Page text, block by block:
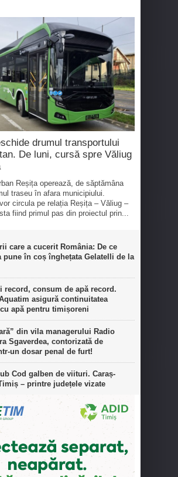
drumul transportului
De luni, cursă spre Văliug
Reșița operează, de săptămâna
traseu în afara municipiului.
circula pe relația Reșița – Văliug –
fiind primul pas din proiectul prin...
care a cucerit România: De ce
pune în coș înghețata Gelatelli de la
record, consum de apă record.
asigură continuitatea
apă pentru timișoreni
din vila managerului Radio
Sgaverdea, contorizată de
un dosar penal de furt!
Cod galben de viituri. Caraș-
– printre județele vizate